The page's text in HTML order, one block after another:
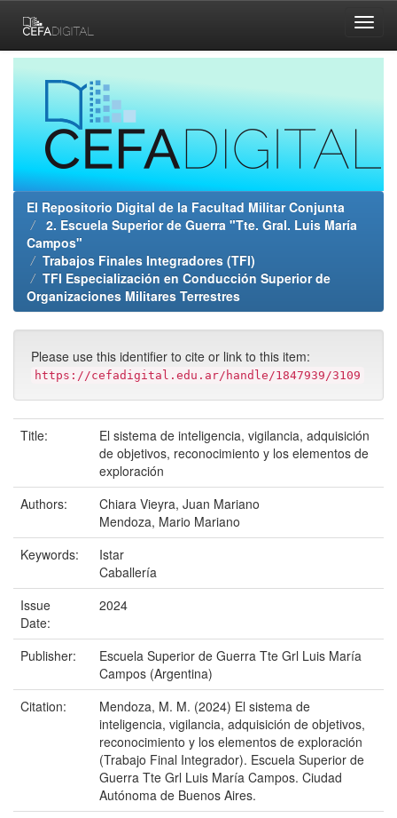
navigation
El Repositorio Digital de la Facultad Militar Conjunta
2. Escuela Superior de Guerra "Tte. Gral. Luis María
Campos"
Trabajos Finales Integradores (TFI)
TFI Especialización en Conducción Superior de
Organizaciones Militares Terrestres
Please use this identifier to cite or link to this item:
https://cefadigital.edu.ar/handle/1847939/3109
Title:
El sistema de inteligencia, vigilancia, adquisición
de objetivos, reconocimiento y los elementos de
exploración
Authors:
Chiara Vieyra, Juan Mariano
Mendoza, Mario Mariano
Keywords:
Istar
Caballería
Issue
Date:
2024
Publisher:
Escuela Superior de Guerra Tte Grl Luis María
Campos (Argentina)
Citation:
Mendoza, M. M. (2024) El sistema de
inteligencia, vigilancia, adquisición de objetivos,
reconocimiento y los elementos de exploración
(Trabajo Final Integrador). Escuela Superior de
Guerra Tte Grl Luis María Campos. Ciudad
Autónoma de Buenos Aires.